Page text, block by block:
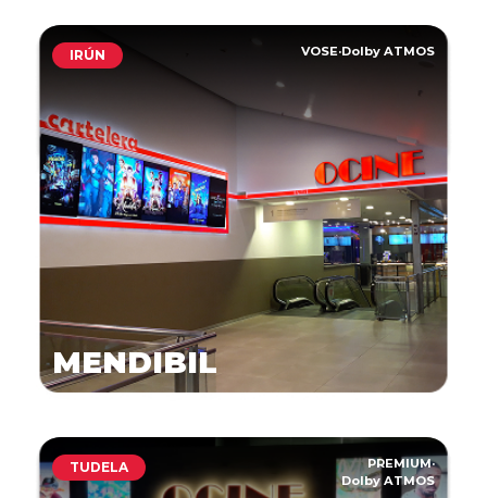
IRÚN VOSE·Dolby ATMOS
MENDIBIL
TUDELA PREMIUM·
Dolby ATMOS